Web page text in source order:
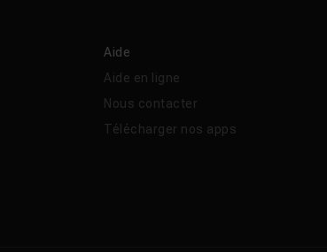
Aide
Aide en ligne
Nous contacter
Télécharger nos apps